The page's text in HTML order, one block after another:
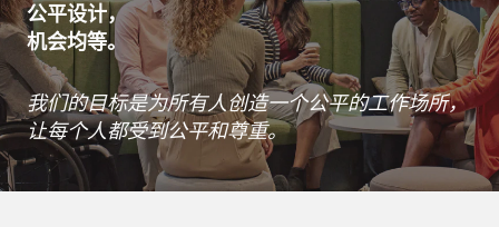
公平设计，
机会均等。
我们的目标是为所有人创造一个公平的工作场所，
让每个人都受到公平和尊重。